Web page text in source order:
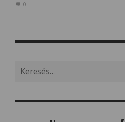
0